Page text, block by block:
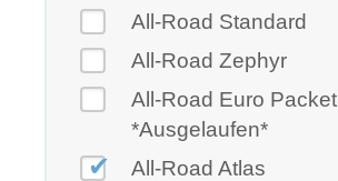
All-Road Standard
All-Road Zephyr
All-Road Euro Packet
*Ausgelaufen*
All-Road Atlas